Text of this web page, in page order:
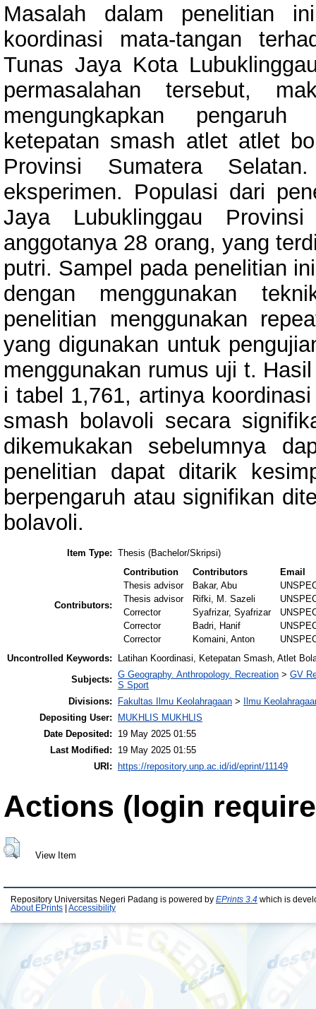
Masalah dalam penelitian
koordinasi mata-tangan
Tunas Jaya Kota
permasalahan tersebut,
mengungkapkan
ketepatan smash atlet atlet
Provinsi Sumatera
eksperimen. Populasi dari
Jaya Lubuklinggau
anggotanya 28 orang, yang
putri. Sampel pada penelitian
dengan menggunakan
penelitian menggunakan
yang digunakan untuk
menggunakan rumus uji t.
i tabel 1,761, artinya
smash bolavoli secara
dikemukakan sebelumnya
penelitian dapat ditarik
berpengaruh atau signifikan
bolavoli.
Item Type: Thesis (Bachelor/Skripsi)
Contributors:
Contribution Contributors
Email
Thesis advisor
Bakar, Abu
Thesis advisor
Rifki, M. Sazeli
Corrector
Syafrizar, Syafrizar
Corrector
Badri, Hanif
Corrector
Komaini, Anton
Uncontrolled Keywords:
Latihan Koordinasi, Ketepatan Smash, Atlet
Subjects: G Geography. Anthropology. Recreation > GV
S Sport
Divisions:
Fakultas Ilmu Keolahragaan >
Ilmu
Depositing User:
MUKHLIS MUKHLIS
Date Deposited:
19 May 2025 01:55
Last Modified:
19 May 2025 01:55
URI:
https://repository.unp.ac.id/id/eprint/11149
Actions (login
View Item
Repository Universitas Negeri Padang is powered by EPrints 3.4 which is
About EPrints
Accessibility